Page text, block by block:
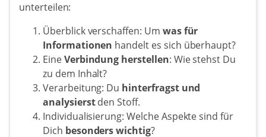
unterteilen:
Überblick verschaffen: Um was für
Informationen handelt es sich überhaupt?
EineVerbindung herstellen: Wie stehst Du
zu dem Inhalt?
Verarbeitung: Du hinterfragst und
analysierstden Stoff.
Individualisierung: Welche Aspekte sind für
Dich besonders wichtig?